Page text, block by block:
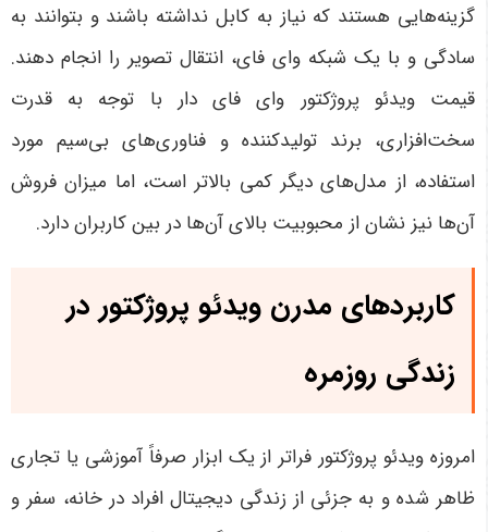
گزینه‌هایی هستند که نیاز به کابل نداشته باشند و بتوانند به
سادگی و با یک شبکه وای فای، انتقال تصویر را انجام دهند.
قیمت ویدئو پروژکتور وای فای دار با توجه به قدرت
سخت‌افزاری، برند تولیدکننده و فناوری‌های بی‌سیم مورد
استفاده، از مدل‌های دیگر کمی بالاتر است، اما میزان فروش
آن‌ها نیز نشان از محبوبیت بالای آن‌ها در بین کاربران دارد.
کاربردهای مدرن ویدئو پروژکتور در
زندگی روزمره
امروزه ویدئو پروژکتور فراتر از یک ابزار صرفاً آموزشی یا تجاری
ظاهر شده و به جزئی از زندگی دیجیتال افراد در خانه، سفر و